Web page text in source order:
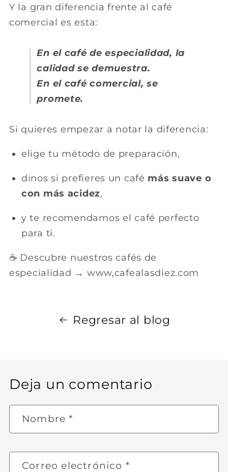
Y la gran diferencia frente al café
comercial es esta:
En el café de especialidad, la
calidad se demuestra.
En el café comercial, se
promete.
Si quieres empezar a notar la diferencia:
elige tu método de preparación,
dinos si prefieres un café más suave o
con más acidez,
y te recomendamos el café perfecto
para ti.
☕ Descubre nuestros cafés de
especialidad → www,cafealasdiez.com
Regresar al blog
Deja un comentario
Nombre*
Correo electrónico *